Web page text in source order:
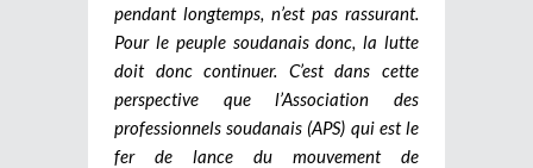
pendant longtemps, n’est pas rassurant.
Pour le peuple soudanais donc, la lutte
doit donc continuer. C’est dans cette
perspective que l’Association des
professionnels soudanais (APS) qui est le
fer de lance du mouvement de